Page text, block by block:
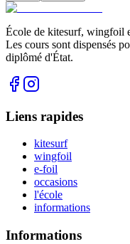
École de kitesurf, wingfoil
Les cours sont dispensés
diplômé d'État.
Liens rapides
kitesurf
wingfoil
e-foil
occasions
l'école
informations
Informations